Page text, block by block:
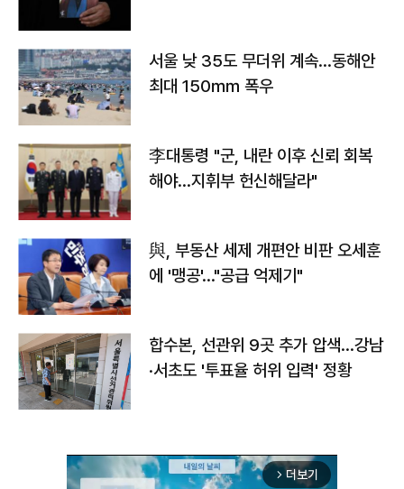
서울 낮 35도 무더위 계속…동해안
최대 150㎜ 폭우
李대통령 "군, 내란 이후 신뢰 회복
해야…지휘부 헌신해달라"
與, 부동산 세제 개편안 비판 오세훈
에 '맹공'…"공급 억제기"
합수본, 선관위 9곳 추가 압색…강남
·서초도 '투표율 허위 입력' 정황
arrow_forward_ios 더보기